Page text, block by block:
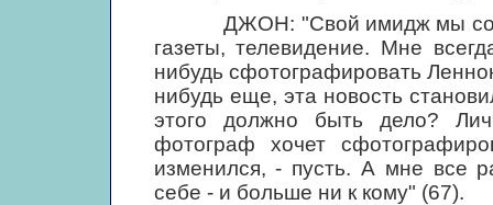
ДЖОН: "Свой имидж мы
газеты, телевидение. Мне
нибудь сфотографировать
нибудь еще, эта новость
этого должно быть дело?
фотограф хочет
изменился, - пусть. А мне все
себе - и больше ни к кому" (67).